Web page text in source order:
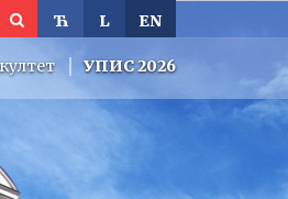
EN
L
Ћ
УПИС 2026